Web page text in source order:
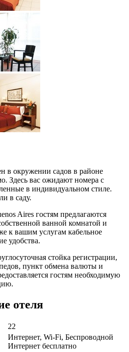
в окружении садов в районе
Здесь вас ожидают номера с
в индивидуальном стиле.
в саду.
Aires гостям предлагаются
ванной комнатой и
к вашим услугам кабельное
удобства.
стойка регистрации,
пункт обмена валюты и
гостям необходимую
отеля
22
Интернет, Wi-Fi, Беспроводной
Интернет бесплатно